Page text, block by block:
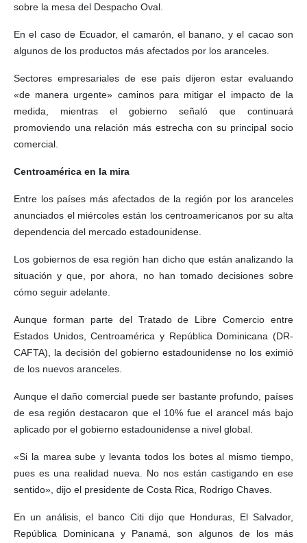
sobre la mesa del Despacho Oval.
En el caso de Ecuador, el camarón, el banano, y el cacao son
algunos de los productos más afectados por los aranceles.
Sectores empresariales de ese país dijeron estar evaluando
«de manera urgente» caminos para mitigar el impacto de la
medida, mientras el gobierno señaló que continuará
promoviendo una relación más estrecha con su principal socio
comercial.
Centroamérica en la mira
Entre los países más afectados de la región por los aranceles
anunciados el miércoles están los centroamericanos por su alta
dependencia del mercado estadounidense.
Los gobiernos de esa región han dicho que están analizando la
situación y que, por ahora, no han tomado decisiones sobre
cómo seguir adelante.
Aunque forman parte del Tratado de Libre Comercio entre
Estados Unidos, Centroamérica y República Dominicana (DR-
CAFTA), la decisión del gobierno estadounidense no los eximió
de los nuevos aranceles.
Aunque el daño comercial puede ser bastante profundo, países
de esa región destacaron que el 10% fue el arancel más bajo
aplicado por el gobierno estadounidense a nivel global.
«Si la marea sube y levanta todos los botes al mismo tiempo,
pues es una realidad nueva. No nos están castigando en ese
sentido», dijo el presidente de Costa Rica, Rodrigo Chaves.
En un análisis, el banco Citi dijo que Honduras, El Salvador,
República Dominicana y Panamá, son algunos de los más